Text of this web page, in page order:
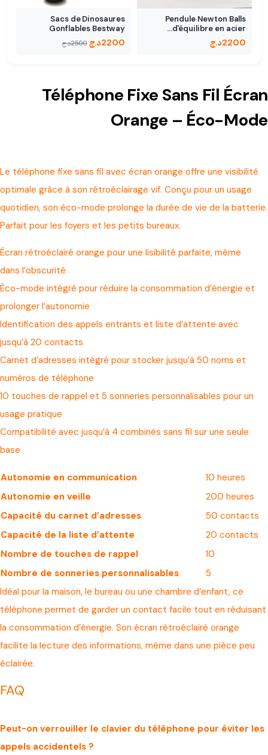
Pendule Newton Balls
d'équilibre en acier…
2200د.ج
Sacs de Dinosaures
Gonflables Bestway
2200د.ج 2500د.ج
Téléphone Fixe Sans Fil Écran
Orange – Éco-Mode
Le téléphone fixe sans fil avec écran orange offre une visibilité
optimale grâce à son rétroéclairage vif. Conçu pour un usage
quotidien, son éco-mode prolonge la durée de vie de la batterie.
Parfait pour les foyers et les petits bureaux.
Écran rétroéclairé orange pour une lisibilité parfaite, même
dans l’obscurité
Éco-mode intégré pour réduire la consommation d’énergie et
prolonger l’autonomie
Identification des appels entrants et liste d’attente avec
jusqu’à 20 contacts
Carnet d’adresses intégré pour stocker jusqu’à 50 noms et
numéros de téléphone
10 touches de rappel et 5 sonneries personnalisables pour un
usage pratique
Compatibilité avec jusqu’à 4 combinés sans fil sur une seule
base
Autonomie en communication
10 heures
Autonomie en veille
200 heures
Capacité du carnet d’adresses
50 contacts
Capacité de la liste d’attente
20 contacts
Nombre de touches de rappel
10
Nombre de sonneries personnalisables
5
Idéal pour la maison, le bureau ou une chambre d’enfant, ce
téléphone permet de garder un contact facile tout en réduisant
la consommation d’énergie. Son écran rétroéclairé orange
facilite la lecture des informations, même dans une pièce peu
éclairée.
FAQ
Peut-on verrouiller le clavier du téléphone pour éviter les
appels accidentels ?